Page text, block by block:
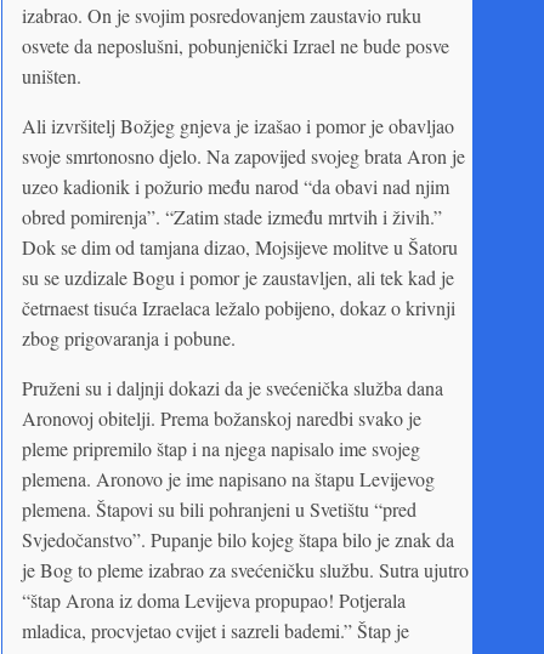
izabrao. On je svojim posredovanjem zaustavio ruku
osvete da neposlušni, pobunjenički Izrael ne bude posve
uništen.
Ali izvršitelj Božjeg gnjeva je izašao i pomor je obavljao
svoje smrtonosno djelo. Na zapovijed svojeg brata Aron je
uzeo kadionik i požurio među narod “da obavi nad njim
obred pomirenja”. “Zatim stade između mrtvih i živih.”
Dok se dim od tamjana dizao, Mojsijeve molitve u Šatoru
su se uzdizale Bogu i pomor je zaustavljen, ali tek kad je
četrnaest tisuća Izraelaca ležalo pobijeno, dokaz o krivnji
zbog prigovaranja i pobune.
Pruženi su i daljnji dokazi da je svećenička služba dana
Aronovoj obitelji. Prema božanskoj naredbi svako je
pleme pripremilo štap i na njega napisalo ime svojeg
plemena. Aronovo je ime napisano na štapu Levijevog
plemena. Štapovi su bili pohranjeni u Svetištu “pred
Svjedočanstvo”. Pupanje bilo kojeg štapa bilo je znak da
je Bog to pleme izabrao za svećeničku službu. Sutra ujutro
“štap Arona iz doma Levijeva propupao! Potjerala
mladica, procvjetao cvijet i sazreli bademi.” Štap je